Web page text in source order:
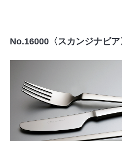
No.16000〈スカンジナビ